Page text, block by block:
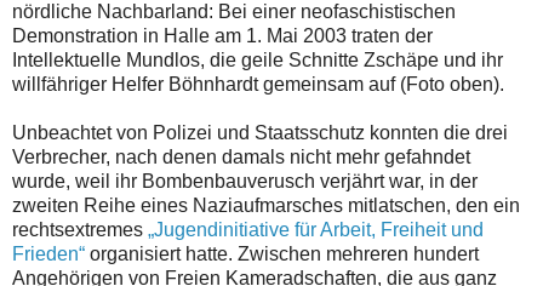
nördliche Nachbarland: Bei einer neofaschistischen
Demonstration in Halle am 1. Mai 2003 traten der
Intellektuelle Mundlos, die geile Schnitte Zschäpe und ihr
willfähriger Helfer Böhnhardt gemeinsam auf (Foto oben).
Unbeachtet von Polizei und Staatsschutz konnten die drei
Verbrecher, nach denen damals nicht mehr gefahndet
wurde, weil ihr Bombenbauverusch verjährt war, in der
zweiten Reihe eines Naziaufmarsches mitlatschen, den ein
rechtsextremes „Jugendinitiative für Arbeit, Freiheit und
Frieden“ organisiert hatte. Zwischen mehreren hundert
Angehörigen von Freien Kameradschaften, die aus ganz